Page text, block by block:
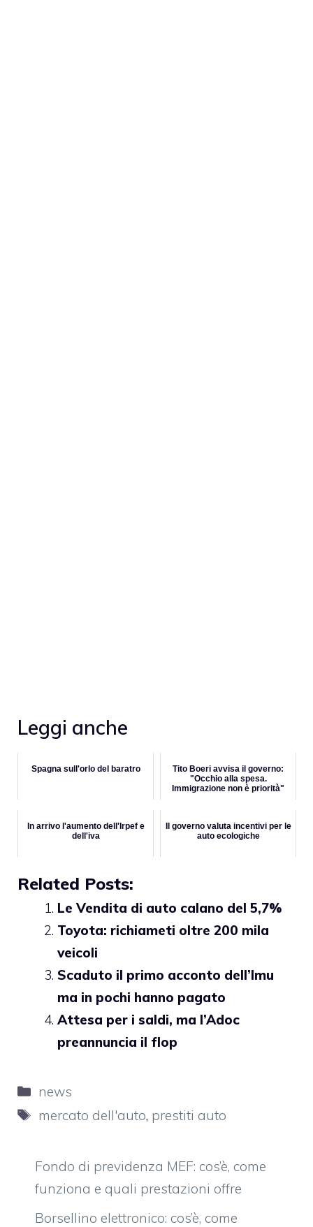
Leggi anche
Spagna sull'orlo del baratro
Tito Boeri avvisa il governo:
"Occhio alla spesa.
Immigrazione non è priorità"
In arrivo l'aumento dell'Irpef e
dell'iva
Il governo valuta incentivi per le
auto ecologiche
Related Posts:
Le Vendita di auto calano del 5,7%
Toyota: richiameti oltre 200 mila
veicoli
Scaduto il primo acconto dell’Imu
ma in pochi hanno pagato
Attesa per i saldi, ma l’Adoc
preannuncia il flop
Categorie
news
Tag
mercato dell'auto, prestiti auto
Fondo di previdenza MEF: cos’è, come
funziona e quali prestazioni offre
Borsellino elettronico: cos’è, come